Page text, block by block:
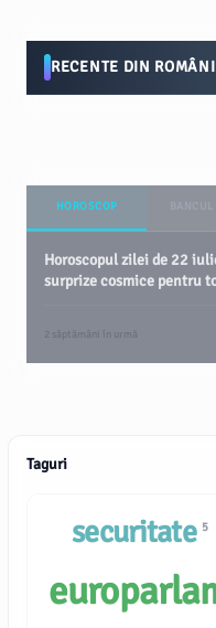
RECENTE DIN
HOROSCOP
Horoscopul zilei de 22
surprize cosmice pentru
2 săptămâni în urmă
Taguri
securitate 5